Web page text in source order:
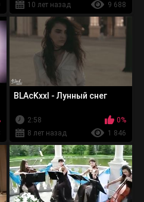
10 лет назад
9 688
BLAcKxxl - Лунный снег
2:58
0%
8 лет назад
1 846